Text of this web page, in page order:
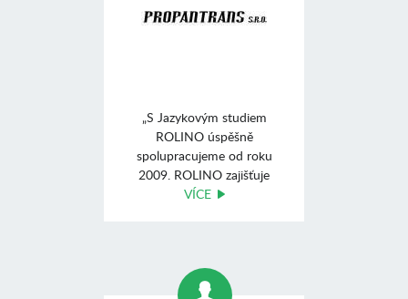
„S Jazykovým studiem
ROLINO úspěšně
spolupracujeme od roku
2009. ROLINO zajišťuje
výuku angli ...
VÍCE